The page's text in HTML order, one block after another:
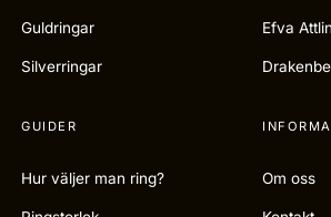
Guldringar
Silverringar
Efva
GUIDER
Hur väljer man ring? Om oss